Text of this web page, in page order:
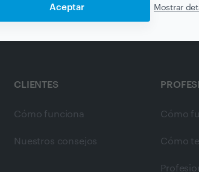
Aceptar Mostrar
CLIENTES
Cómo funciona
Nuestros consejos
Cómo
Cómo